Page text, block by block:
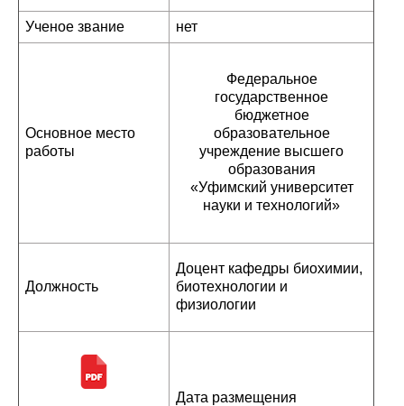
Ученое звание нет
Основное место
работы
Федеральное
государственное
бюджетное
образовательное
учреждение высшего
образования
«Уфимский университет
науки и технологий»
Должность
Доцент кафедры биохимии,
биотехнологии и
физиологии
Дата размещения